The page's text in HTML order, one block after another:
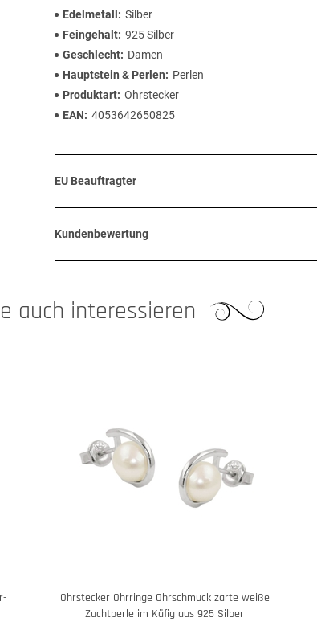
Edelmetall
Silber
Feingehalt 925 Silber
Geschlecht
Damen
Hauptstein & Perlen
Perlen
Produktart Ohrstecker
EAN
4053642650825
EU Beauftragter
Kundenbewertung
auch interessieren
Ohrstecker Ohrringe Ohrschmuck zarte weiße
Zuchtperle im Käfig aus 925 Silber